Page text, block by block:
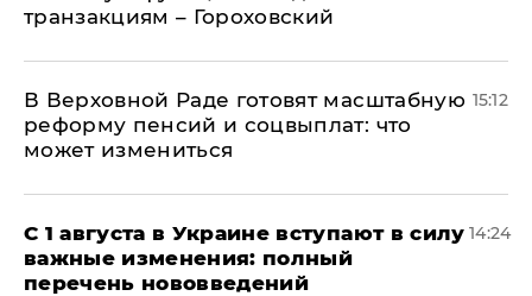
транзакциям – Гороховский
В Верховной Раде готовят масштабную
реформу пенсий и соцвыплат: что
может измениться
15:12
С 1 августа в Украине вступают в силу
важные изменения: полный
перечень нововведений
14:24